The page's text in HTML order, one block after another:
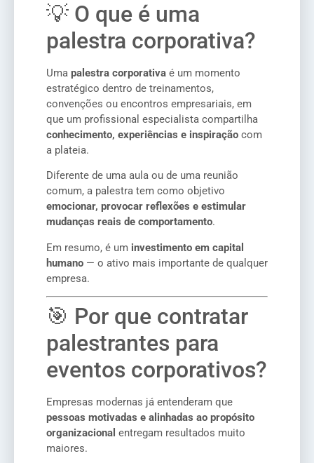
💡 O que é uma
palestra corporativa?
Uma palestra corporativa é um momento
estratégico dentro de treinamentos,
convenções ou encontros empresariais, em
que um profissional especialista compartilha
conhecimento, experiências e inspiração com
a plateia.
Diferente de uma aula ou de uma reunião
comum, a palestra tem como objetivo
emocionar, provocar reflexões e estimular
mudanças reais de comportamento.
Em resumo, é um investimento em capital
humano — o ativo mais importante de qualquer
empresa.
🎯 Por que contratar
palestrantes para
eventos corporativos?
Empresas modernas já entenderam que
pessoas motivadas e alinhadas ao propósito
organizacional entregam resultados muito
maiores.